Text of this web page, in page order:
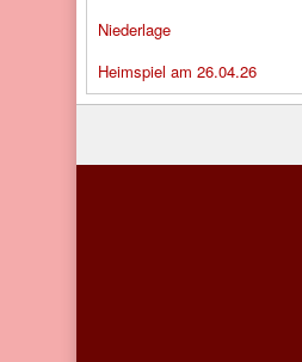
Niederlage
Heimspiel am 26.04.26